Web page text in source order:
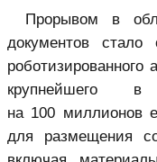
Прорывом в
документов
роботизированного
крупнейшего
на 100 миллионов
для размещения